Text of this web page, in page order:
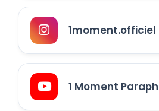
1moment.officiel
1 Moment